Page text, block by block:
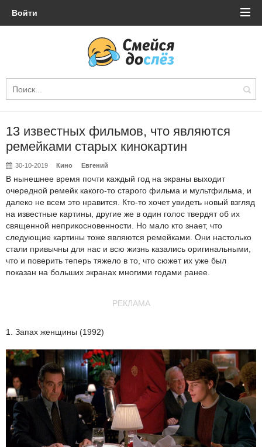
Войти
13 известных фильмов, что являются
ремейками старых кинокартин
30-10-2019 Кино Евгений
В нынешнее время почти каждый год на экраны выходит
очередной ремейк какого-то старого фильма и мультфильма, и
далеко не всем это нравится. Кто-то хочет увидеть новый взгляд
на известные картины, другие же в один голос твердят об их
священной неприкосновенности. Но мало кто знает, что
следующие картины тоже являются ремейками. Они настолько
стали привычны для нас и всю жизнь казались оригинальными,
что и поверить теперь тяжело в то, что сюжет их уже был
показан на больших экранах многими годами ранее.
РЕКЛАМА
1. Запах женщины (1992)